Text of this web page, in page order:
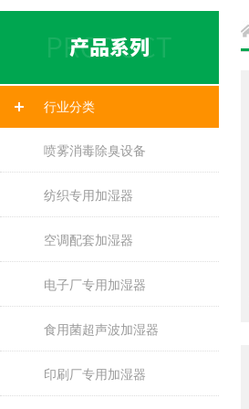
行业分类
喷雾消毒除臭设备
纺织专用加湿器
空调配套加湿器
电子厂专用加湿器
食用菌超声波加湿器
印刷厂专用加湿器